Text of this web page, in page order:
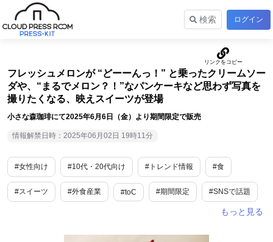
検索 ログイン
フレッシュメロンが “どーーんっ！” と乗ったクリームソー
ダや、“まるでメロン？！”なパンケーキなど思わず写真を
撮りたくなる、映えスイーツが登場
小さな森珈琲にて2025年6月6日（金）より期間限定で販売
情報解禁日時：2025年06月02日 19時11分
#女性向け #10代・20代向け #トレンド情報 #食
#スイーツ #外食産業 #toC #期間限定 #SNSで話題